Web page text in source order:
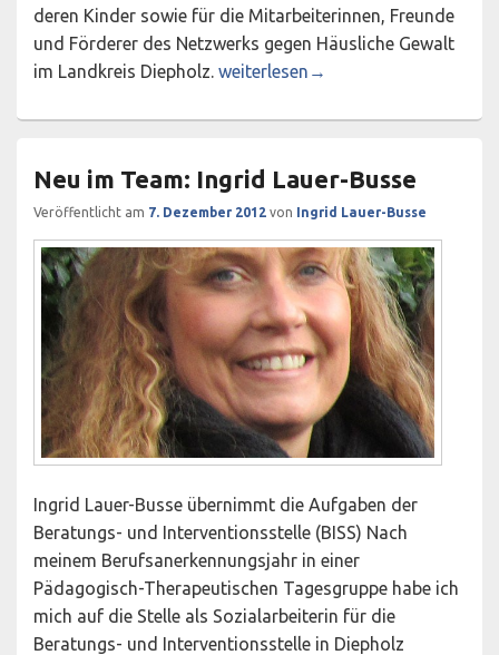
deren Kinder sowie für die Mitarbeiterinnen, Freunde
und Förderer des Netzwerks gegen Häusliche Gewalt
im Landkreis Diepholz. Weihnachtsfeier des Frauen- und
weiterlesen →
Neu im Team: Ingrid Lauer-Busse
Veröffentlicht am 7. Dezember 2012 von Ingrid Lauer-Busse
Ingrid Lauer-Busse übernimmt die Aufgaben der
Beratungs- und Interventionsstelle (BISS) Nach
meinem Berufsanerkennungsjahr in einer
Pädagogisch-Therapeutischen Tagesgruppe habe ich
mich auf die Stelle als Sozialarbeiterin für die
Beratungs- und Interventionsstelle in Diepholz